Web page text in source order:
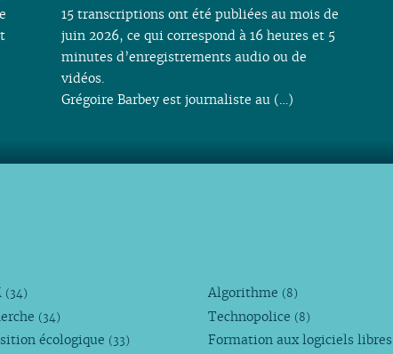
15 transcriptions ont été publiées au mois de
juin 2026, ce qui correspond à 16 heures et 5
minutes d’enregistrements audio ou de
vidéos.
Grégoire Barbey est journaliste au (…)
(34)
(34)
écologique (33)
Algorithme (8)
Technopolice (8)
Formation aux logiciels libres